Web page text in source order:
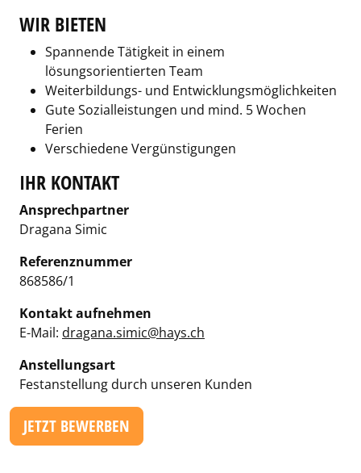
WIR BIETEN
Spannende Tätigkeit in einem
lösungsorientierten Team
Weiterbildungs- und Entwicklungsmöglichkeiten
Gute Sozialleistungen und mind. 5 Wochen
Ferien
Verschiedene Vergünstigungen
IHR KONTAKT
Ansprechpartner
Dragana Simic
Referenznummer
868586/1
Kontakt aufnehmen
E-Mail: dragana.simic@hays.ch
Anstellungsart
Festanstellung durch unseren Kunden
JETZT BEWERBEN